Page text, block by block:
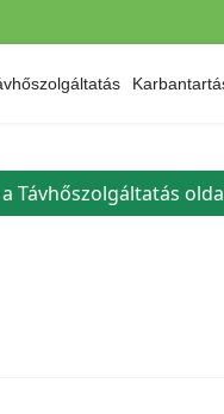
Távhőszolgáltatás